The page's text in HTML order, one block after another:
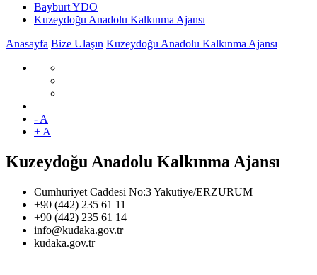
Bayburt YDO
Kuzeydoğu Anadolu Kalkınma Ajansı
Anasayfa Bize Ulaşın Kuzeydoğu Anadolu Kalkınma Ajansı
- A
+ A
Kuzeydoğu Anadolu Kalkınma Ajansı
Cumhuriyet Caddesi No:3 Yakutiye/ERZURUM
+90 (442) 235 61 11
+90 (442) 235 61 14
info@kudaka.gov.tr
kudaka.gov.tr